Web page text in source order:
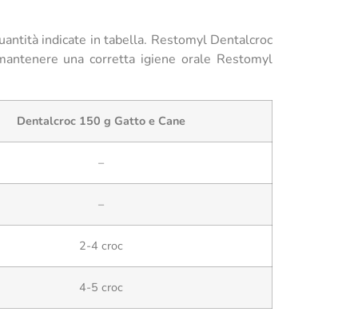
indicate in tabella. Restomyl Dentalcroc
una corretta igiene orale Restomyl
Dentalcroc 150 g Gatto e Cane
–
–
2-4 croc
4-5 croc